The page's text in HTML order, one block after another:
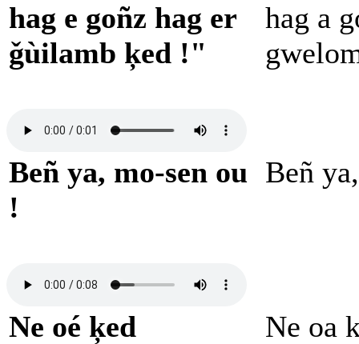
hag e goñz hag er
ǧùilamb ķed !"
hag a
Beñ ya, mo-sen ou
!
Beñ
Ne oé ķed
Ne oa